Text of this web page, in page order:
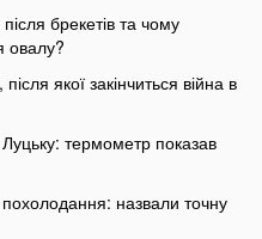
брекетів та чому
овалу?
якої закінчиться війна в
термометр показав
назвали точну